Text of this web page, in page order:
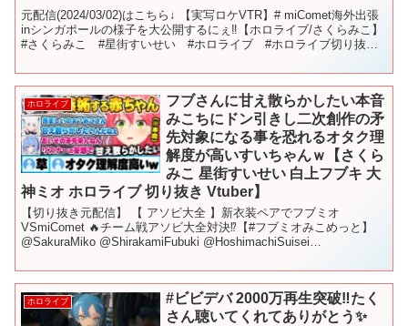
元配信(2024/03/02)はこちら↓ 【実写ロケVTR】# miComet海外出張
inシンガポールの様子を大公開するにぇ‼️【ホロライブ/さくらみこ】
#さくらみこ #星街すいせい #ホロライブ #ホロライブ切り抜き
ホロライブ
フブさんに甘え散らかしたい本音
みこちにドン引きし二次創作の矛
先対象になる事を恐れるオタク理
解度が高いすいちゃんｗ【さくら
みこ 星街すいせい 白上フブキ 大
神ミオ ホロライブ 切り抜き Vtuber】
【切り抜き元配信】 【 アソビ大全 】新衣装ペアでフブミオ
VSmiComet 🔥チーム戦アソビ大全対決⁉【#フブミオみこめっと】
@SakuraMiko @ShirakamiFubuki @HoshimachiSuisei
ホロライブ
#ビビデバ 2000万再生突破‼️たく
さん聴いてくれてありがとう✨